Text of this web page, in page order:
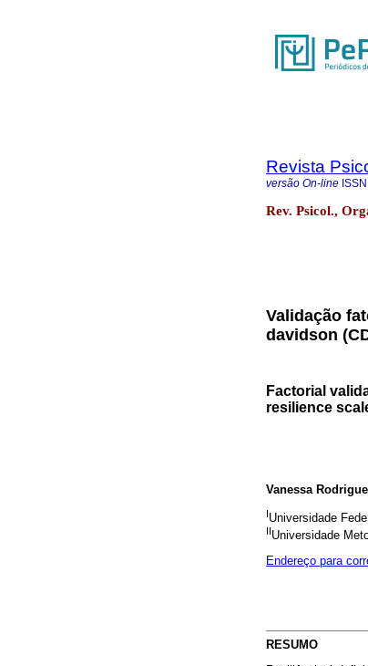
Revista
versão On-line ISSN
Rev. Psicol.,
Validação
davidson
Factorial
resilience
Vanessa
IUniversidade
IIUniversidade
Endereço para
RESUMO